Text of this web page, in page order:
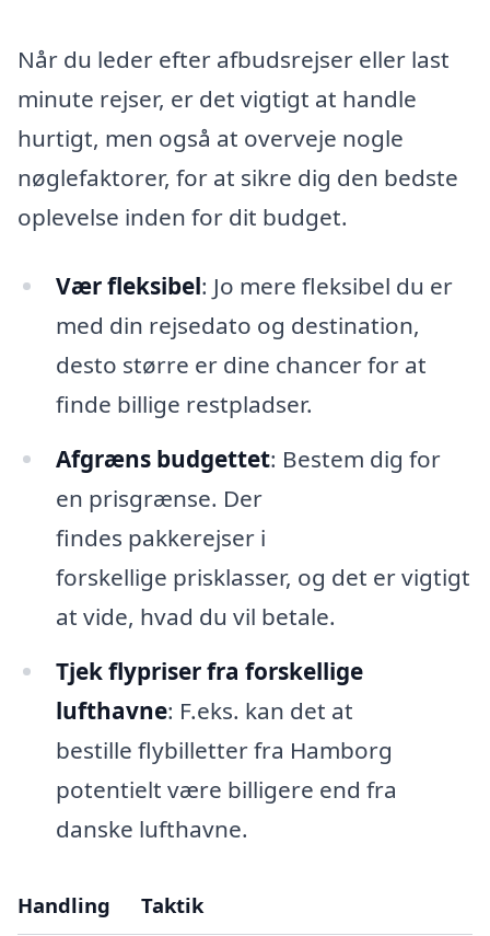
Når du leder efter afbudsrejser eller last
minute rejser, er det vigtigt at handle
hurtigt, men også at overveje nogle
nøglefaktorer, for at sikre dig den bedste
oplevelse inden for dit budget.
Vær fleksibel: Jo mere fleksibel du er
med din rejsedato og destination,
desto større er dine chancer for at
finde billige restpladser.
Afgræns budgettet: Bestem dig for
en prisgrænse. Der
findes pakkerejser i
forskellige prisklasser, og det er vigtigt
at vide, hvad du vil betale.
Tjek flypriser fra forskellige
lufthavne: F.eks. kan det at
bestille flybilletter fra Hamborg
potentielt være billigere end fra
danske lufthavne.
Handling Taktik